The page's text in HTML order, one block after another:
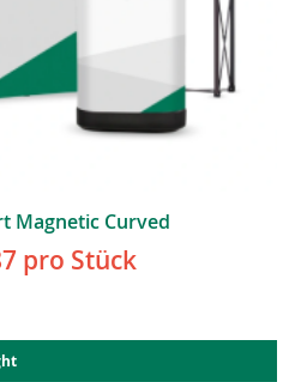
Magnetic Curved
pro Stück